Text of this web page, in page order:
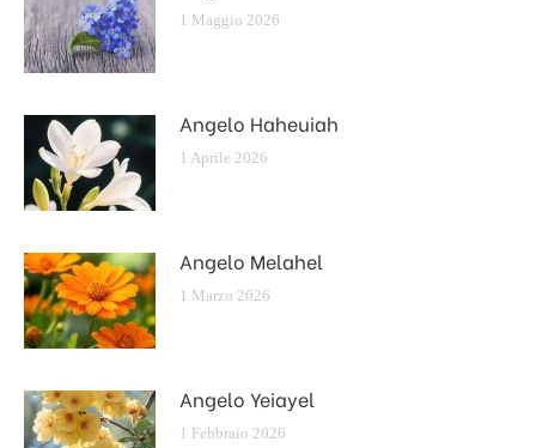
1 Maggio 2026
Angelo Haheuiah
1 Aprile 2026
Angelo Melahel
1 Marzo 2026
Angelo Yeiayel
1 Febbraio 2026